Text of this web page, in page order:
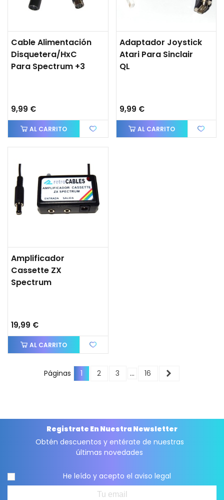
Cable Alimentación
Disquetera/HxC
Para Spectrum +3
9,99 €
AL CARRITO
Adaptador Joystick
Atari Para Sinclair
QL
9,99 €
AL CARRITO
Amplificador
Cassette ZX
Spectrum
19,99 €
AL CARRITO
Páginas 1 2 3 … 16
Registrate En Nuestra Newsletter
Obtén descuentos y entérate de nuestras
últimas novedades
He leído y acepto el aviso legal